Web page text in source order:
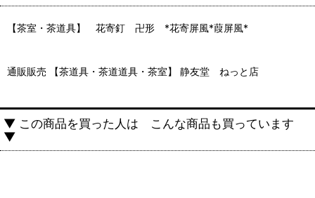
【茶室・茶道具】 花寄釘 卍形 *花寄屏風*葭屏風*
通販販売 【茶道具・茶道道具・茶室】 静友堂 ねっと店
▼ この商品を買った人は こんな商品も買っています
▼